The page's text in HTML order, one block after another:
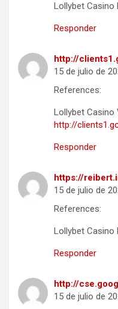
Lollybet Casino
Responder
http://
15 de julio de
References:
Lollybet Casino
http://
Responder
https://
15 de julio de
References:
Lollybet Casino
Responder
http://
15 de julio de